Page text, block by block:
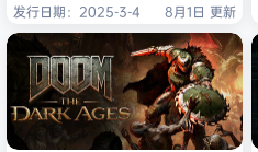
发行日期：2025-3-4
8月1日 更新